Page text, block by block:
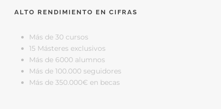
ALTO RENDIMIENTO EN CIFRAS
Más de 30 cursos
15 Másteres exclusivos
Más de 6000 alumnos
Más de 100.000 seguidores
Más de 350.000€ en becas